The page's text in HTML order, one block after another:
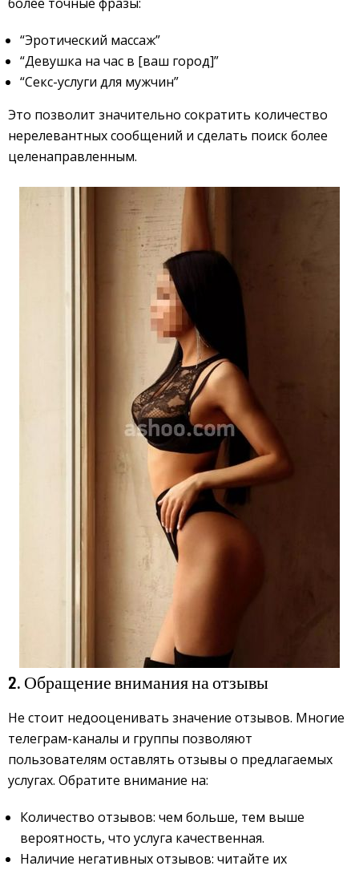
“Эротический массаж”
“Девушка на час в [ваш город]”
“Секс-услуги для мужчин”
Это позволит значительно сократить количество
нерелевантных сообщений и сделать поиск более
целенаправленным.
2. Обращение внимания на отзывы
Не стоит недооценивать значение отзывов. Многие
телеграм-каналы и группы позволяют
пользователям оставлять отзывы о предлагаемых
услугах. Обратите внимание на:
Количество отзывов: чем больше, тем выше
вероятность, что услуга качественная.
Наличие негативных отзывов: читайте их